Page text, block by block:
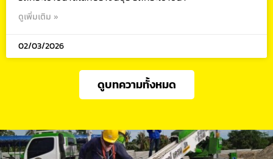
ดูเพิ่มเติม »
02/03/2026
ดูบทความทั้งหมด